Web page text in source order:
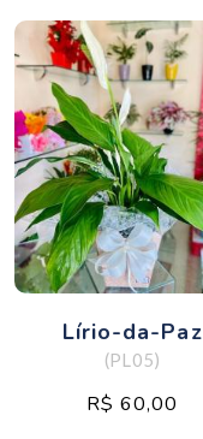
Lírio-da-Paz
(PL05)
R$ 60,00